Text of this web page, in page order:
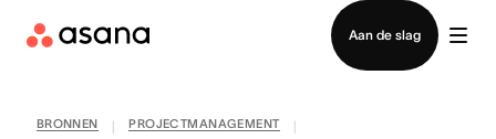
Aan de slag
Contact opnemen met verkoop
BRONNEN PROJECTMANAGEMENT